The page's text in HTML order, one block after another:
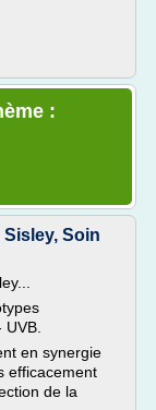
:
Soin
en synergie
efficacement
de la